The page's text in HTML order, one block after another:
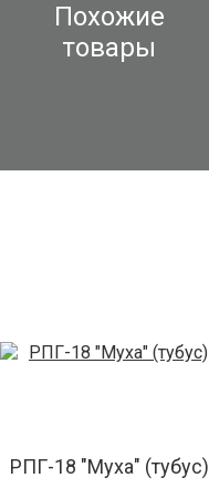
Похожие
товары
РПГ-18 "Муха" (тубус)